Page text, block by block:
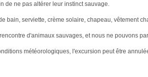
de ne pas altérer leur instinct sauvage.
bain, serviette, crème solaire, chapeau, vêtement
d'animaux sauvages, et nous ne pouvons
météorologiques, l'excursion peut être